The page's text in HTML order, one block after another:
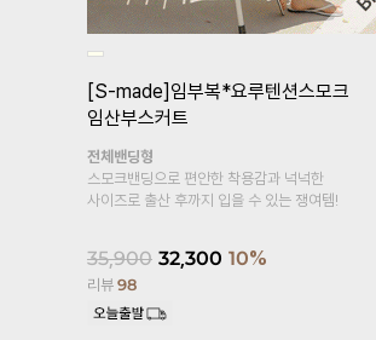
[기획특가1+1/여름필수템/2만장돌
파✨]임부복*푸딩스판 5부 임산부레
깅스
복대형
부드러우면서 가볍게 입어보아요~
17,600 15,800 10%
리뷰 2,447